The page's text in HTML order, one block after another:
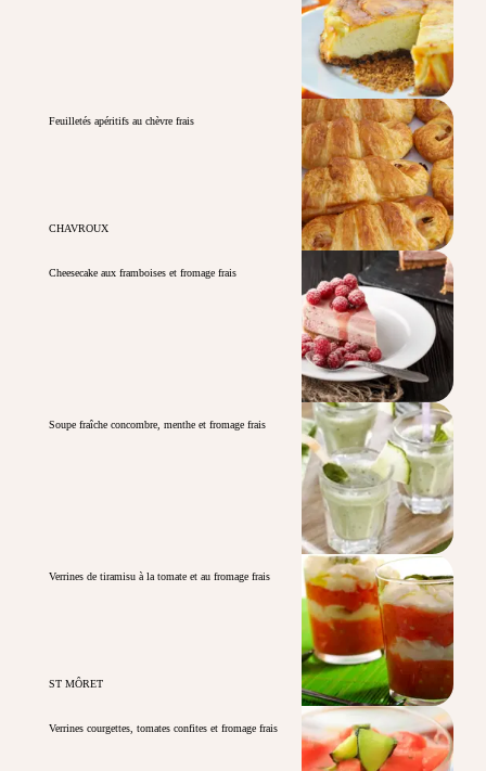
Feuilletés apéritifs au chèvre frais
CHAVROUX
Cheesecake aux framboises et fromage frais
Soupe fraîche concombre, menthe et fromage frais
Verrines de tiramisu à la tomate et au fromage frais
ST MÔRET
Verrines courgettes, tomates confites et fromage frais